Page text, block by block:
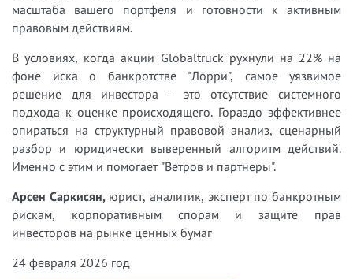
масштаба вашего портфеля и готовности к активным
правовым действиям.
В условиях, когда акции Globaltruck рухнули на 22% на
фоне иска о банкротстве "Лорри", самое уязвимое
решение для инвестора - это отсутствие системного
подхода к оценке происходящего. Гораздо эффективнее
опираться на структурный правовой анализ, сценарный
разбор и юридически выверенный алгоритм действий.
Именно с этим и помогает "Ветров и партнеры".
Арсен Саркисян, юрист, аналитик, эксперт по банкротным
рискам, корпоративным спорам и защите прав
инвесторов на рынке ценных бумаг
24 февраля 2026 год